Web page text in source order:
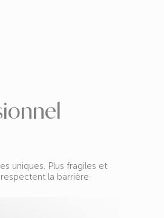
uniques. Plus fragiles et
la barrière